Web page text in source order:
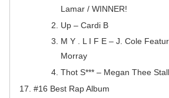
Lamar / WINNER!
Up – Cardi B
M Y . L I F E – J. Cole
Morray
Thot S*** – Megan Thee
#16 Best Rap Album